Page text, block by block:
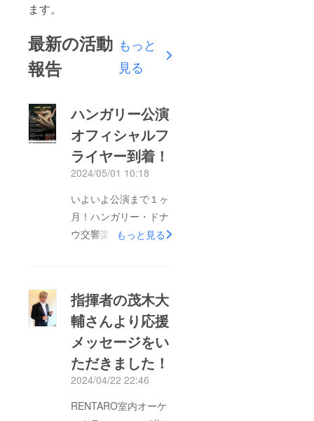
ます。
最新の活動
報告
もっと
見る
ハンガリー公演
オフィシャルフ
ライヤー到着！
2024/05/01 10:18
いよいよ公演まで１ヶ
月！ハンガリー・ドナ
ウ交響楽団よりオフィ
かっこいい写真、そし
て、、、RENTARO
Takiの文字が！！！い
よいよ、廉太郎の音楽
を届けるんだ、、、と
ンガリー・ブルガリア
もっと見る
指揮者の茂木大
輔さんより応援
メッセージをい
ただきました！
2024/04/22 22:46
RENTARO室内オーケ